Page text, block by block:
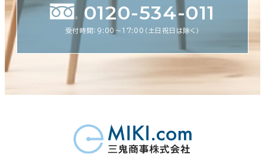
0120-534-011
受付時間：9:00〜17:00（土日祝日は除く）